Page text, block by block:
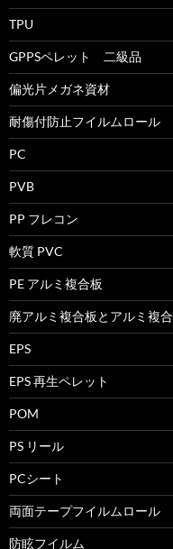
TPU
GPPSペレット 二級品
偏光片メガネ資材
耐傷付防止フイルムロール
PC
PVB
PP フレコン
軟質 PVC
PE アルミ複合板
廃アルミ複合板とアルミ複
EPS
EPS 再生ペレット
POM
PS リール
PCシート
両面テープフイルムロール
防眩フイルム